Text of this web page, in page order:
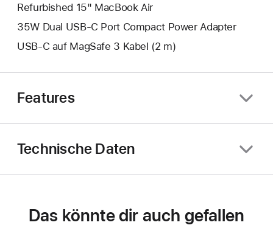
Refurbished 15" MacBook Air
35W Dual USB‑C Port Compact Power Adapter
USB‑C auf MagSafe 3 Kabel (2 m)
Features
Technische Daten
Das könnte dir auch gefallen